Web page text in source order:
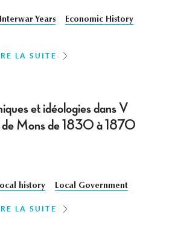
Interwar Years
Economic History
LA SUITE
et idéologies dans V
de Mons de 1830 à 1870
history Local Government
LA SUITE